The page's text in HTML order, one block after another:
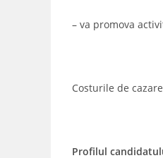
– va promova
Costurile de
Profilul